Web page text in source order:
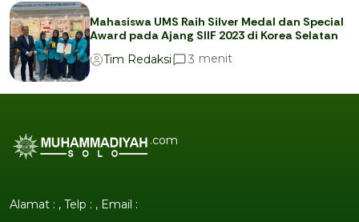
Mahasiswa UMS Raih Silver Medal dan Special
Award pada Ajang SIIF 2023 di Korea Selatan
Tim Redaksi
3 menit
.com
Alamat : , Telp : , Email :